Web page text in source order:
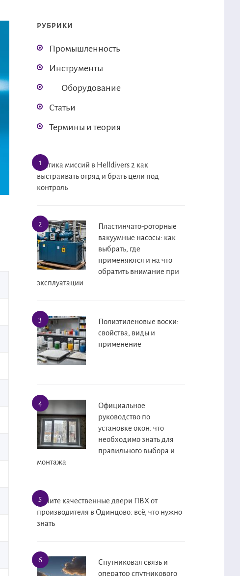
РУБРИКИ
Промышленность
Инструменты
Оборудование
Статьи
Термины и теория
Тактика миссий в Helldivers 2 как
выстраивать отряд и брать цели под
контроль
Пластинчато-роторные
вакуумные насосы: как
выбрать, где
применяются и на что
обратить внимание при
эксплуатации
Полиэтиленовые воски:
свойства, виды и
применение
Официальное
руководство по
установке окон: что
необходимо знать для
правильного выбора и
монтажа
Купите качественные двери ПВХ от
производителя в Одинцово: всё, что нужно
знать
Спутниковая связь и
оператор спутникового